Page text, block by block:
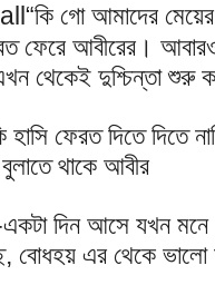
“কি গো আমাদের
ফেরে আবীরের।
থেকেই দুশ্চিন্তা শুরু
হাসি ফেরত দিতে দিতে
থাকে আবীর
দিন আসে যখন মনে
বোধহয় এর থেকে